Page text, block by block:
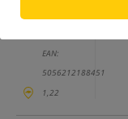
EAN:
5056212188451
1,22